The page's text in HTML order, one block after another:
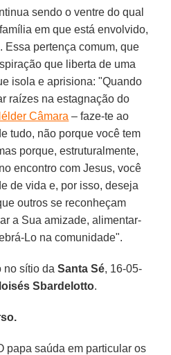
sendo o ventre do qual
em que está envolvido,
Essa pertença comum, que
que liberta de uma
isola e aprisiona: "Quando
raízes na estagnação do
Câmara – faze-te ao
tudo, não porque você tem
porque, estruturalmente,
encontro com Jesus, você
de vida e, por isso, deseja
outros se reconheçam
a Sua amizade, alimentar-
Lo na comunidade".
no sítio daSanta Sé, 16-05-
Sbardelotto.
papa saúda em particular os